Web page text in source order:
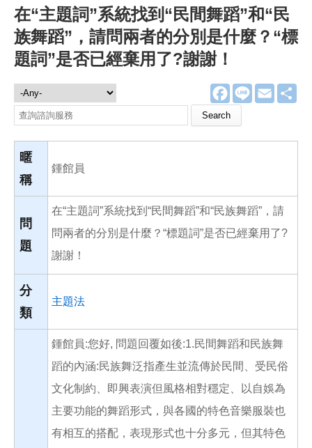
在“主題詞”系統找到“民間舞蹈”和“民
族舞蹈”，請問兩者的分別是什麼？“標
題詞”是否已經棄用了?謝謝！
F
a
e
o
L
E
m
諮詢服務
Search this site
暱
稱
鍾館員
問
題
在“主題詞”系統找到“民間舞蹈”和“民族舞蹈”，請
問兩者的分別是什麼？“標題詞”是否已經棄用了?
謝謝！
分
類
主題法
鍾館員:您好, 問題回覆如後:1.民間舞蹈和民族舞
蹈的內涵:民族舞泛指產生並流傳於民間、受民俗
文化制約、即興表演但風格相對穩定、以自娛為
主要功能的舞蹈形式，與各國的特色音樂服裝也
有相互的搭配，表現形式也十分多元，但其特色